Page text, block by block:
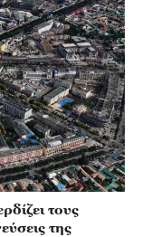
τους
της